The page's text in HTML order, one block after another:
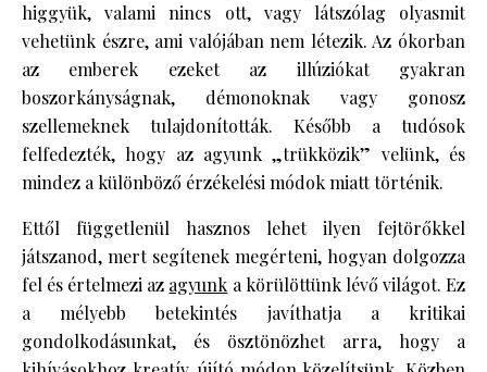
higgyük, valami nincs ott, vagy látszólag olyasmit
vehetünk észre, ami valójában nem létezik. Az ókorban
az emberek ezeket az illúziókat gyakran
boszorkányságnak, démonoknak vagy gonosz
szellemeknek tulajdonították. Később a tudósok
felfedezték, hogy az agyunk „trükközik” velünk, és
mindez a különböző érzékelési módok miatt történik.
Ettől függetlenül hasznos lehet ilyen fejtörőkkel
játszanod, mert segítenek megérteni, hogyan dolgozza
fel és értelmezi az agyunk a körülöttünk lévő világot. Ez
a mélyebb betekintés javíthatja a kritikai
gondolkodásunkat, és ösztönözhet arra, hogy a